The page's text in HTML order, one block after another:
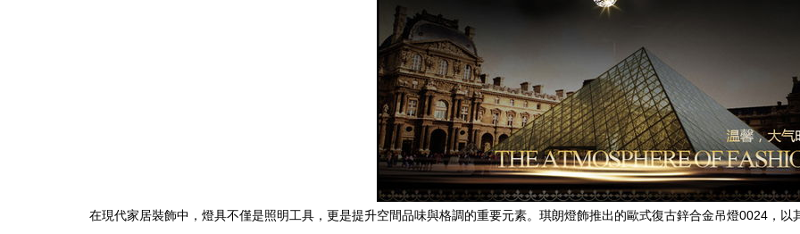
在現代家居裝飾中，燈具不僅是照明工具，更是提升空間品味與格調的重要元素。琪朗燈飾推出的歐式復古鋅合金吊燈0024，